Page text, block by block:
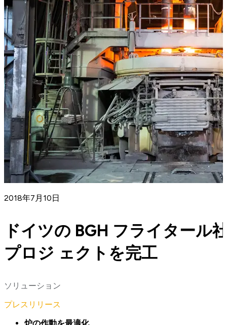
2018年7月10日
ドイツの BGH フライタール
プロジ ェクトを完工
ソリューション
プレスリリース